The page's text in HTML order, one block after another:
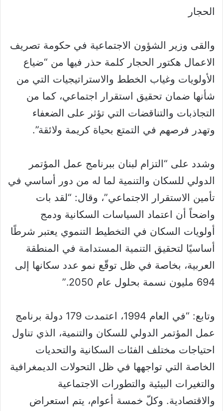
الحجار
والقى وزير الشؤون الاجتماعية في حكومة تصريف
الاعمال هكتور الحجار كلمة حذر فيها من “ضياع
الأولويات وغياب الخطط والاستراتيجيات التي من
شأنها ضمان تحقيق استقرار اجتماعي، كما من
التجاذبات والتناقضات التي تؤثر على الضعفاء
وتهدر فرصهم في التمتع بحياة كريمة ولائقة”.
وشدد على “التزام لبنان ببرنامج عمل المؤتمر
الدولي للسكان والتنمية لما له من دور أساسي في
تأمين الاستقرار الاجتماعي”، وقال: “لقد بات
واضحاً أن اعتماد السياسات السكانية ودمج
أولويات السكان في التخطيط التنموي يعتبر شرطًا
أساسيًا لتحقيق التنمية المستدامة في المنطقة
العربية، بخاصة في ظل توقّع نمو عدد سكانها إلى
694 مليون نسمة بحلول عام 2050.”
وتابع: “في العام 1994، اعتمدت 179 دولة برنامج
عمل المؤتمر الدولي للسكان والتنمية، الذي تناول
احتياجات مختلف الفئات السكانية والتحديات
الخاصة التي تواجهها في ظل التحولات الديمغرافية
والتغيرات البيئية والتطورات الاجتماعية
والاقتصادية. وكلّ خمسة أعوام، يتم استعراض